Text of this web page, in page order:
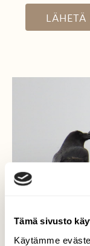
Tämä sivusto
Käytämme